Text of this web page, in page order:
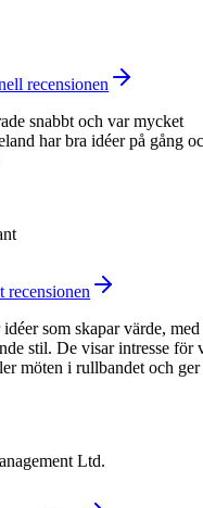
recensionen
snabbt och var mycket
har bra idéer på gång
recensionen
som skapar värde, med
stil. De visar intresse för
möten i rullbandet och ger
Ltd.